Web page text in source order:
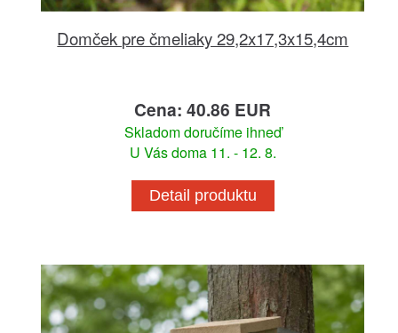
Domček pre čmeliaky 29,2x17,3x15,4cm
Cena: 40.86 EUR
Skladom doručíme ihneď
U Vás doma 11. - 12. 8.
Detail produktu